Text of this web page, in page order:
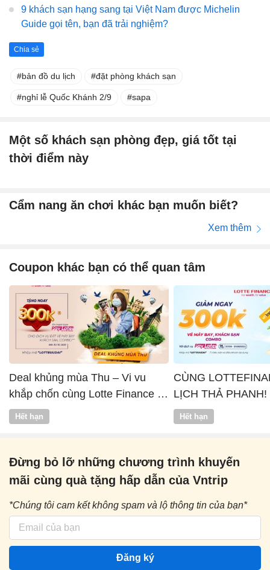
9 khách sạn hạng sang tại Việt Nam được Michelin
Guide gọi tên, bạn đã trải nghiệm?
Chia sẻ
bản đồ du lịch đặt phòng khách sạn
nghỉ lễ Quốc Khánh 2/9 sapa
Một số khách sạn phòng đẹp, giá tốt tại
thời điểm này
Cẩm nang ăn chơi khác bạn muốn biết?
Xem thêm
Coupon khác bạn có thể quan tâm
Deal khủng mùa Thu – Vi vu
khắp chốn cùng Lotte Finance x
Vntrip
Hết hạn
CÙNG
LỊCH THẢ PHANH!
Hết hạn
Đừng bỏ lỡ những chương trình khuyến
mãi cùng quà tặng hấp dẫn của Vntrip
*Chúng tôi cam kết không spam và lộ thông tin của bạn*
Đăng ký